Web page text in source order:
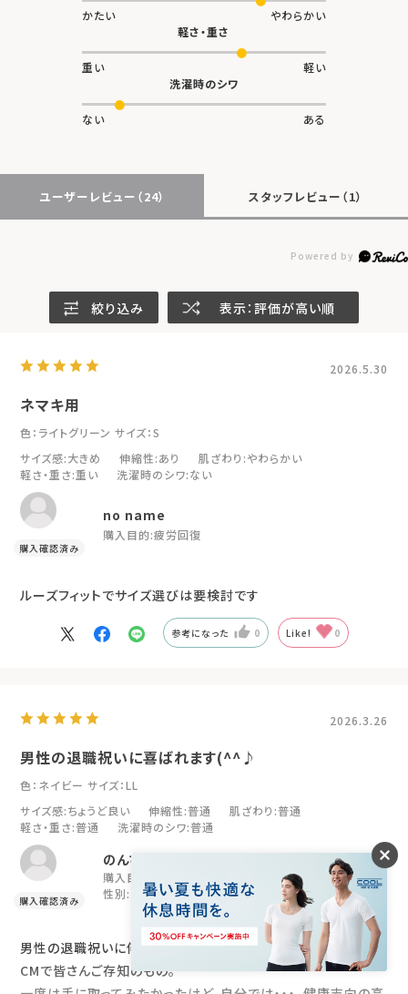
かたい
やわらかい
軽さ・重さ
重い
軽い
洗濯時のシワ
ない ある
ユーザーレビュー （24） スタッフレビュー （1）
絞り込み 表示：評価が高い順
2026.5.30
ネマキ用
色：ライトグリーン サイズ：S
サイズ感:大きめ 伸縮性:あり 肌ざわり :やわらかい
軽さ・重さ:重い 洗濯時のシワ:ない
no name
購入目的:疲労回復
ルーズフィットでサイズ選びは要検討です
参考になった 0 Like! 0
2026.3.26
男性の退職祝いに喜ばれます(^^♪
色：ネイビー サイズ：LL
サイズ感:ちょうど良い 伸縮性:普通 肌ざわり :普通
軽さ・重さ:普通 洗濯時のシワ:普通
のんちゃんママ
購入目的:
性別:
女性 身長:156～160cm
男性の退職祝いに何が良いか困りますよねー。大泉洋さんの
CMで皆さんご存知のもの。